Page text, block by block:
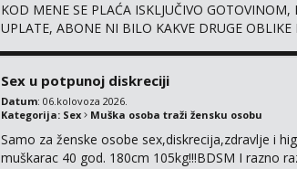
KOD MENE SE PLAĆA ISKLJUČIVO
UPLATE, ABONE NI BILO KAKVE DRUGE
Sex u potpunoj diskreciji
Datum: 06.kolovoza 2026.
Kategorija: Sex Muška osoba traži žensku osobu
Samo za ženske osobe sex,diskrecija,zdravlje i
muškarac 40 god. 180cm 105kg!!!BDSM I razno